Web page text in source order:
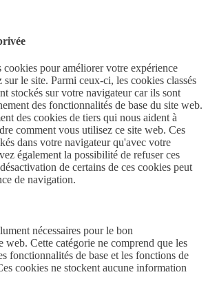
cookies pour améliorer votre expérience
le site. Parmi ceux-ci, les cookies classés
stockés sur votre navigateur car ils sont
des fonctionnalités de base du site web.
des cookies de tiers qui nous aident à
comment vous utilisez ce site web. Ces
dans votre navigateur qu'avec votre
également la possibilité de refuser ces
de certains de ces cookies peut
de navigation.
nécessaires pour le bon
web. Cette catégorie ne comprend que les
fonctionnalités de base et les fonctions de
cookies ne stockent aucune information